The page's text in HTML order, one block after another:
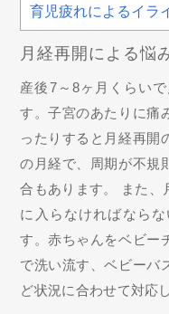
育児疲れによるイラ
月経再開による悩
産後7～8ヶ月くらい
す。子宮のあたりに痛
ったりすると月経再開
の月経で、周期が不規
合もあります。 また、
に入らなければなら
す。赤ちゃんをベビー
で洗い流す、ベビーバ
ど状況に合わせて対応